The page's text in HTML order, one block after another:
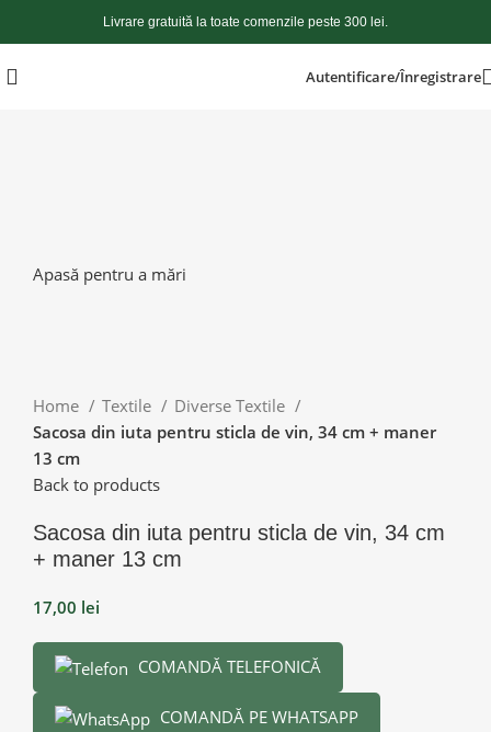
Livrare gratuită la toate comenzile peste 300 lei.
Autentificare/Înregistrare
Apasă pentru a mări
Home Textile
Diverse Textile
Sacosa din iuta pentru sticla de vin, 34 cm + maner
13 cm
Back to products
Sacosa din iuta pentru sticla de vin, 34 cm
+ maner 13 cm
17,00 lei
COMANDĂ TELEFONICĂ
COMANDĂ PE WHATSAPP